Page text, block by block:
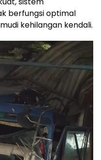
berfungsi optimal
kehilangan kendali.